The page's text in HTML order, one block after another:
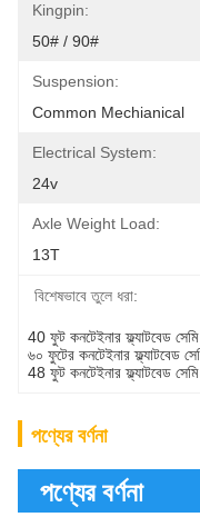
Kingpin:
50# / 90#
Suspension:
Common Mechianical
Electrical System:
24v
Axle Weight Load:
13T
বিশেষভাবে তুলে ধরা:
40 ফুট কনটেইনার ফ্ল্যাটবেড সেমি
৬০ ফুটের কনটেইনার ফ্ল্যাটবেড
48 ফুট কনটেইনার ফ্ল্যাটবেড সেমি
পণ্যের বর্ণনা
পণ্যের বর্ণনা